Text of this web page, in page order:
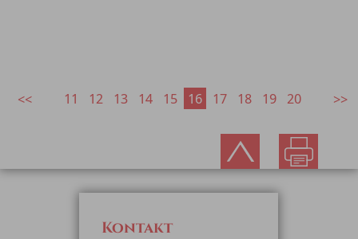
11 12 13 14 15 16 17 18 19 20
Kontakt